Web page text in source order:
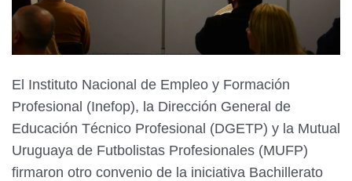
El Instituto Nacional de Empleo y Formación
Profesional (Inefop), la Dirección General de
Educación Técnico Profesional (DGETP) y la Mutual
Uruguaya de Futbolistas Profesionales (MUFP)
firmaron otro convenio de la iniciativa Bachillerato